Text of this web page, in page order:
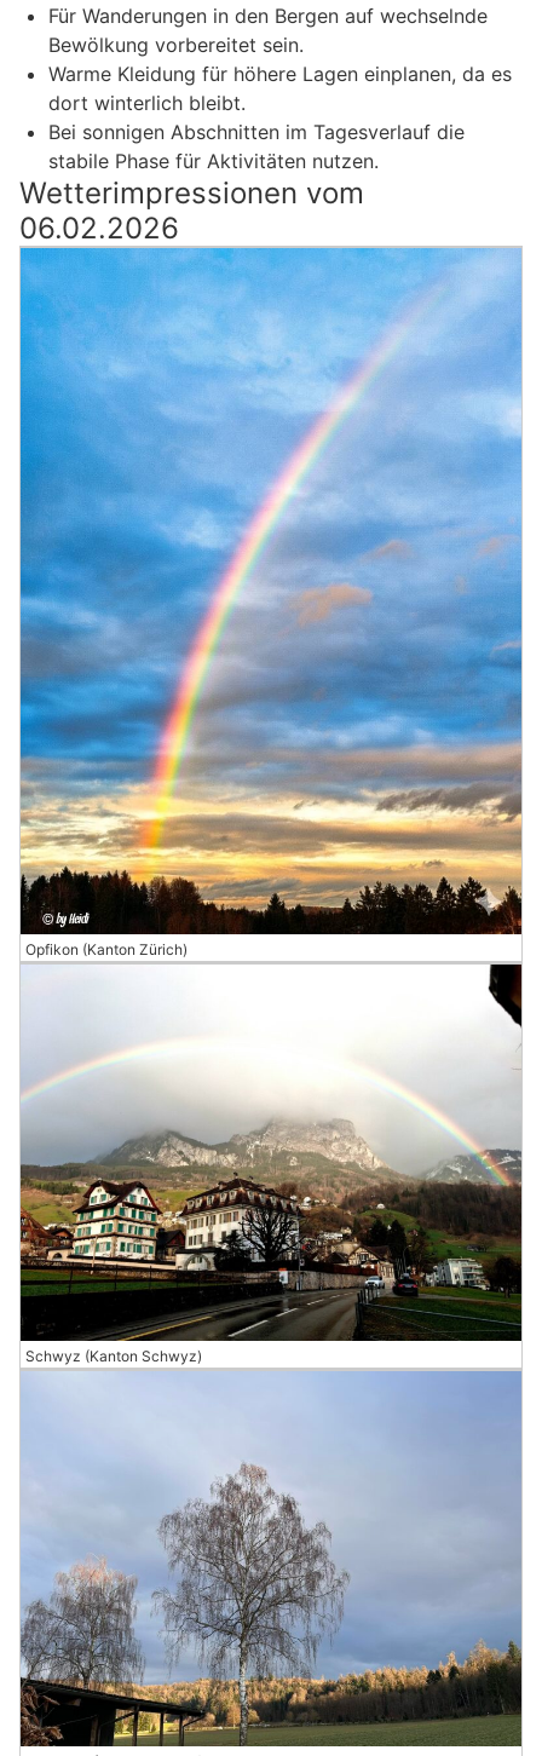
Für Wanderungen in den Bergen auf wechselnde
Bewölkung vorbereitet sein.
Warme Kleidung für höhere Lagen einplanen, da es
dort winterlich bleibt.
Bei sonnigen Abschnitten im Tagesverlauf die
stabile Phase für Aktivitäten nutzen.
Wetterimpressionen vom
06.02.2026
Opfikon (Kanton Zürich)
Schwyz (Kanton Schwyz)